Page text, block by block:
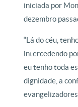
iniciada por
dezembro
“Lá do céu,
intercedendo
eu tenho toda
dignidade, a